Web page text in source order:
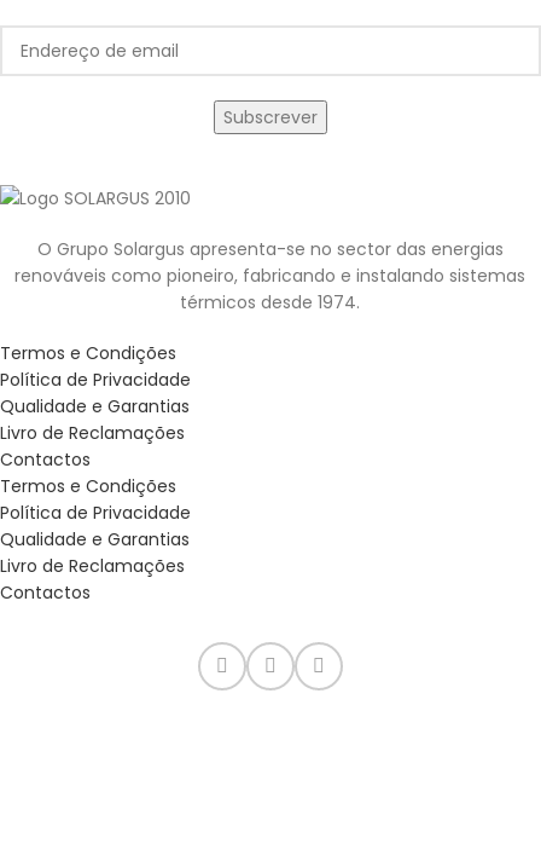
O Grupo Solargus apresenta-se no sector das energias
renováveis como pioneiro, fabricando e instalando sistemas
térmicos desde 1974.
Termos e Condições
Política de Privacidade
Qualidade e Garantias
Livro de Reclamações
Contactos
Termos e Condições
Política de Privacidade
Qualidade e Garantias
Livro de Reclamações
Contactos